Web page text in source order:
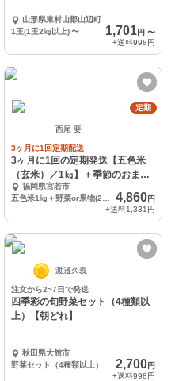
山形県東村山郡山辺町
1玉(1玉2㎏以上) 〜 1,701円 〜
+送料998円
定期
西尾 要
3ヶ月に1回定期配送
3ヶ月に1回の定期発送【五色米
（玄米）／1㎏】＋季節のおまか
せ野菜or果物セット
福岡県宮若市
4,860円
+送料1,331円
渡邉久義
注文から2~7日で発送
四季彩の旬野菜セット（4種類以
上）【朝どれ】
秋田県大館市
野菜セット（4種類以上）
2,700円
+送料998円